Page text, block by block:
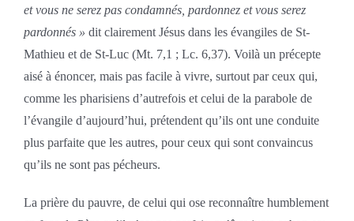
et vous ne serez pas condamnés, pardonnez et vous serez
pardonnés » dit clairement Jésus dans les évangiles de St-
Mathieu et de St-Luc (Mt. 7,1 ; Lc. 6,37). Voilà un précepte
aisé à énoncer, mais pas facile à vivre, surtout par ceux qui,
comme les pharisiens d’autrefois et celui de la parabole de
l’évangile d’aujourd’hui, prétendent qu’ils ont une conduite
plus parfaite que les autres, pour ceux qui sont convaincus
qu’ils ne sont pas pécheurs.
La prière du pauvre, de celui qui ose reconnaître humblement